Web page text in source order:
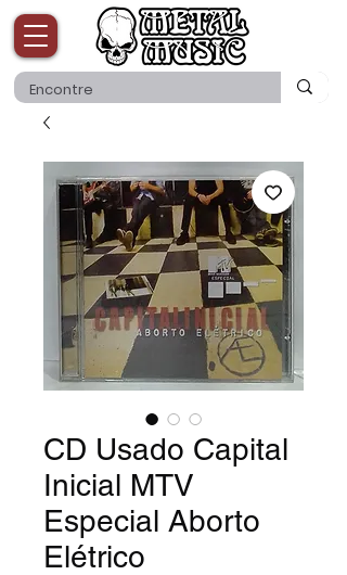
CD Usado Capital
Inicial MTV
Especial Aborto
Elétrico